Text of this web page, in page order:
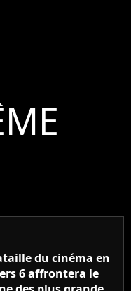
du cinéma en
6 affrontera le